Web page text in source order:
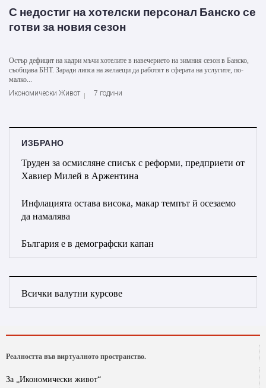
С недостиг на хотелски персонал Банско се
готви за новия сезон
Остър дефицит на кадри мъчи хотелите в навечерието на зимния сезон в Банско,
съобщава БНТ. Заради липса на желаещи да работят в сферата на услугите, по-
малко...
Икономически Живот
7 години
ИЗБРАНО
Труден за осмисляне списък с реформи, предприети от
Хавиер Милей в Аржентина
Инфлацията остава висока, макар темпът й осезаемо
да намалява
България е в демографски капан
Всички валутни курсове
Реалността във виртуалното пространство.
За „Икономически живот“